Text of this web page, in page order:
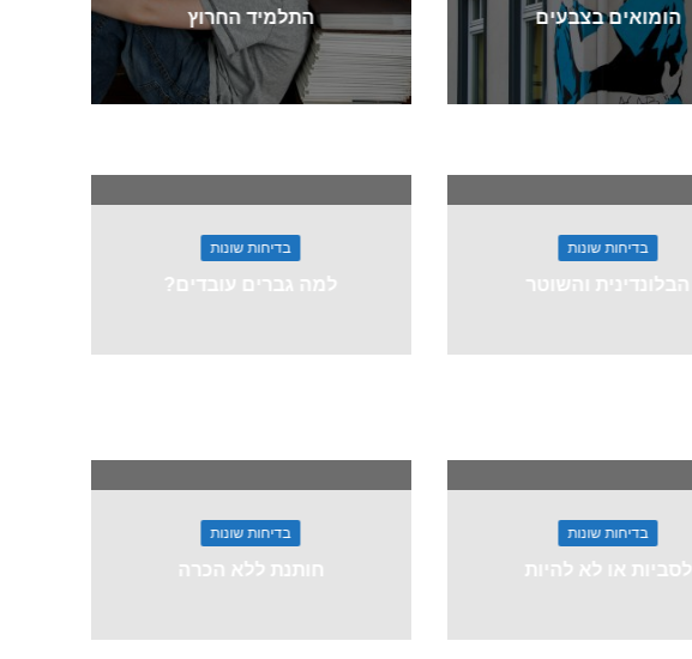
הומואים בצבעים התלמיד החרוץ
בדיחות שונות
הבלונדינית והשוטר
בדיחות שונות
למה גברים עובדים?
בדיחות שונות
לסביות או לא להיות
בדיחות שונות
חותנת ללא הכרה